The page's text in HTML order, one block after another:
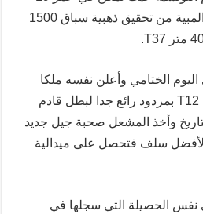
سنة وفي أول مشاركة بارالمبية من تحقيق ذهبية سباق 1500
الختامي وأعلن نفسه ملكا
على سباق الماراثون رجال T12 بمردود رائع جدا لبطل قادم
وأخذ المشعل صحبة جيل جديد
سلف فتحصل على ميدالية
نفس الحصيلة التي سجلها في